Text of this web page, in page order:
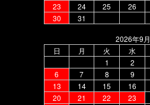
23
24 25 26
30
31
2026年9月
日
月 火 水
1
2
6
7 8 9
13
14 15 16
20
21 22 23